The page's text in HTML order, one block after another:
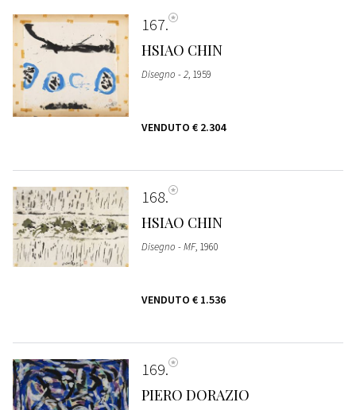
167
HSIAO CHIN
Disegno - 2, 1959
VENDUTO € 2.304
168
HSIAO CHIN
Disegno - MF, 1960
VENDUTO € 1.536
169
PIERO DORAZIO